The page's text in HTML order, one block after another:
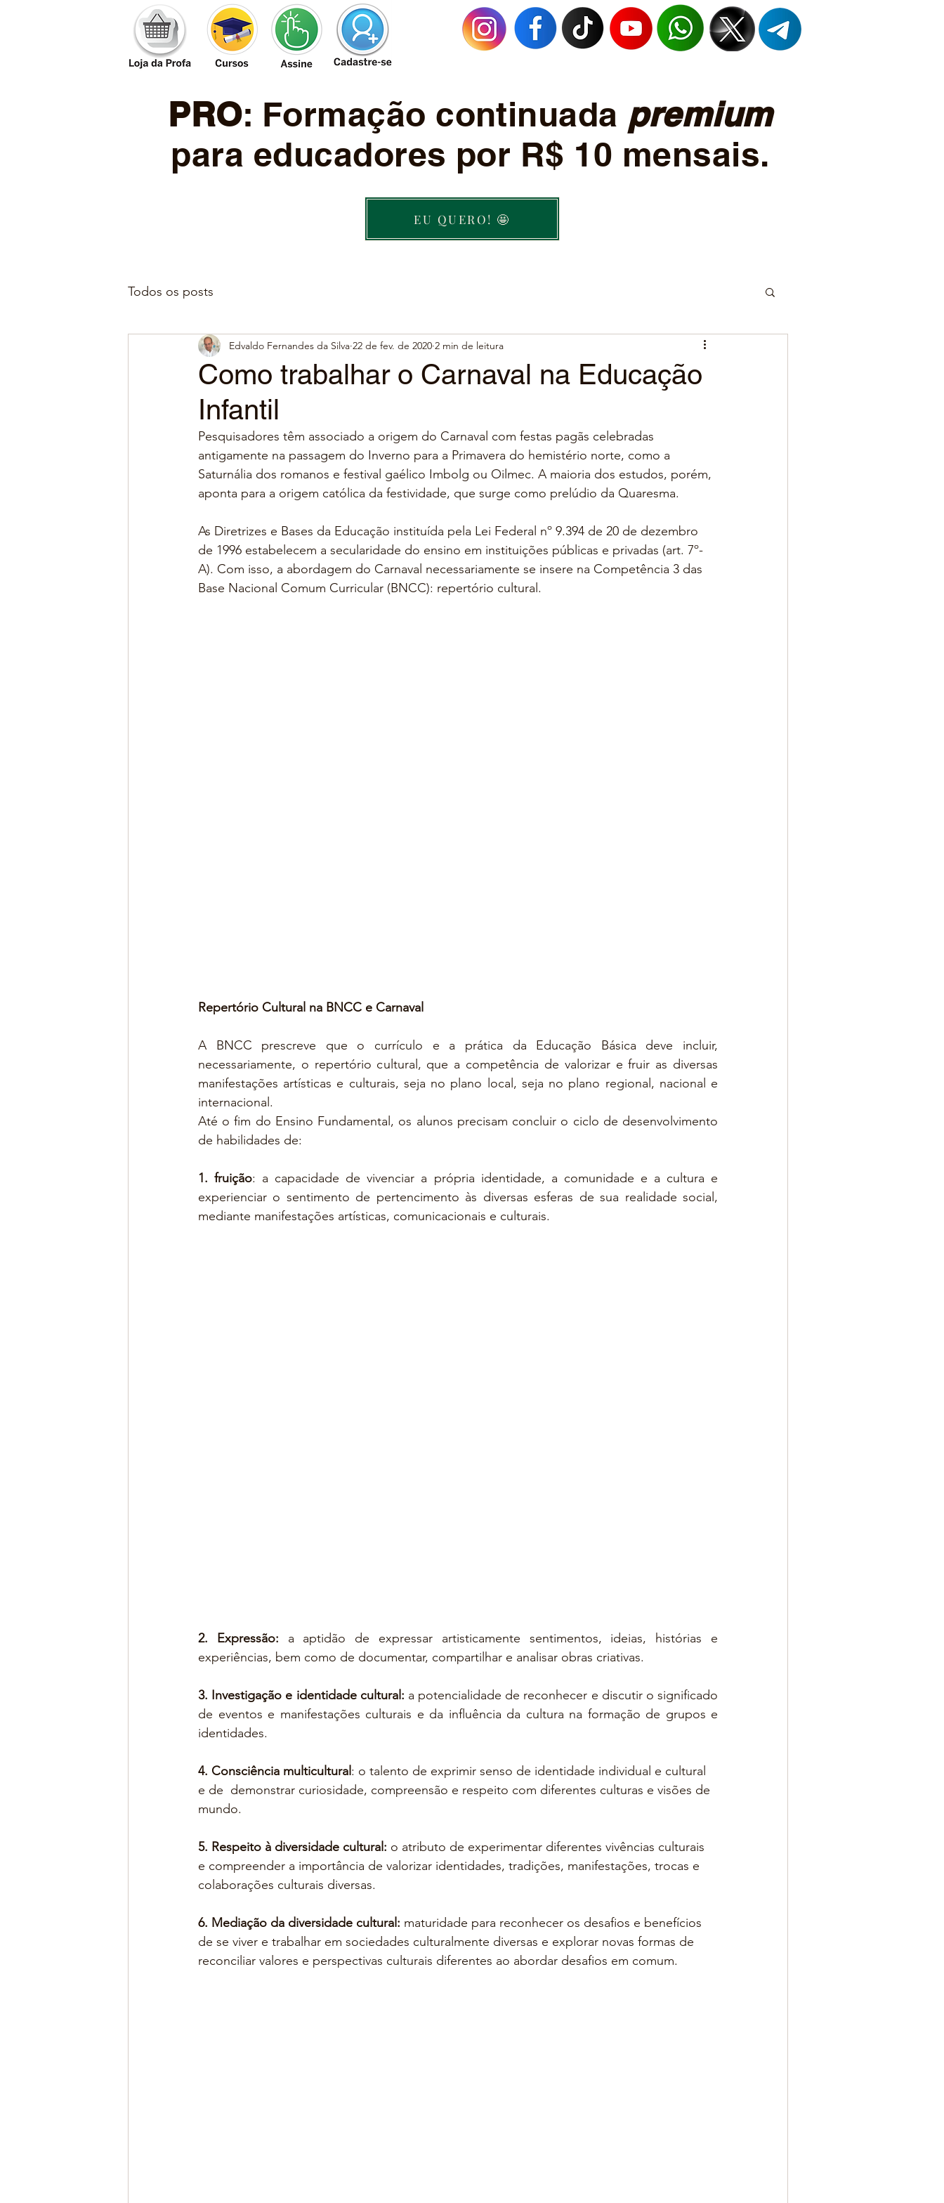
PRO: Formação continuada premium
para educadores por R$ 10 mensais.
EU QUERO! 🤩
Todos os posts
Como trabalhar o Carnaval na Educação
Infantil
Edvaldo Fernandes da Silva 22 de fev. de 2020 2 min de leitura
Pesquisadores têm associado a origem do Carnaval com festas pagãs celebradas
antigamente na passagem do Inverno para a Primavera do hemistério norte, como a
Saturnália dos romanos e festival gaélico Imbolg ou Oilmec. A maioria dos estudos, porém,
aponta para a origem católica da festividade, que surge como prelúdio da Quaresma.
As Diretrizes e Bases da Educação instituída pela Lei Federal nº 9.394 de 20 de dezembro
de 1996 estabelecem a secularidade do ensino em instituições públicas e privadas (art. 7º-
A). Com isso, a abordagem do Carnaval necessariamente se insere na Competência 3 das
Base Nacional Comum Curricular (BNCC): repertório cultural.
Repertório Cultural na BNCC e Carnaval
A BNCC prescreve que o currículo e a prática da Educação Básica deve incluir,
necessariamente, o repertório cultural, que a competência de valorizar e fruir as diversas
manifestações artísticas e culturais, seja no plano local, seja no plano regional, nacional e
internacional.
Até o fim do Ensino Fundamental, os alunos precisam concluir o ciclo de desenvolvimento
de habilidades de:
1. fruição: a capacidade de vivenciar a própria identidade, a comunidade e a cultura e
experienciar o sentimento de pertencimento às diversas esferas de sua realidade social,
mediante manifestações artísticas, comunicacionais e culturais.
2. Expressão: a aptidão de expressar artisticamente sentimentos, ideias, histórias e
experiências, bem como de documentar, compartilhar e analisar obras criativas.
3. Investigação e identidade cultural: a potencialidade de reconhecer e discutir o significado
de eventos e manifestações culturais e da influência da cultura na formação de grupos e
identidades.
4. Consciência multicultural : o talento de exprimir senso de identidade individual e cultural
e de  demonstrar curiosidade, compreensão e respeito com diferentes culturas e visões de
mundo.
5. Respeito à diversidade cultural: o atributo de experimentar diferentes vivências culturais
e compreender a importância de valorizar identidades, tradições, manifestações, trocas e
colaborações culturais diversas.
6. Mediação da diversidade cultural: maturidade para reconhecer os desafios e benefícios
de se viver e trabalhar em sociedades culturalmente diversas e explorar novas formas de
reconciliar valores e perspectivas culturais diferentes ao abordar desafios em comum.